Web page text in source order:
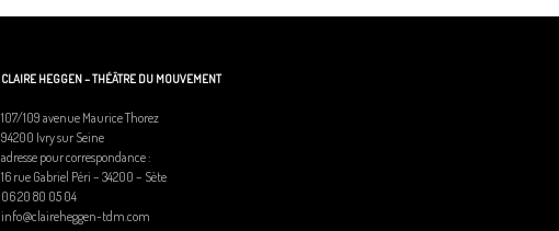
CLAIRE HEGGEN – THÉÂTRE DU MOUVEMENT
107/109 avenue Maurice Thorez
94200 Ivry sur Seine
adresse pour correspondance :
16 rue Gabriel Péri – 34200 – Sète
06 20 80 05 04
info@claireheggen-tdm.com